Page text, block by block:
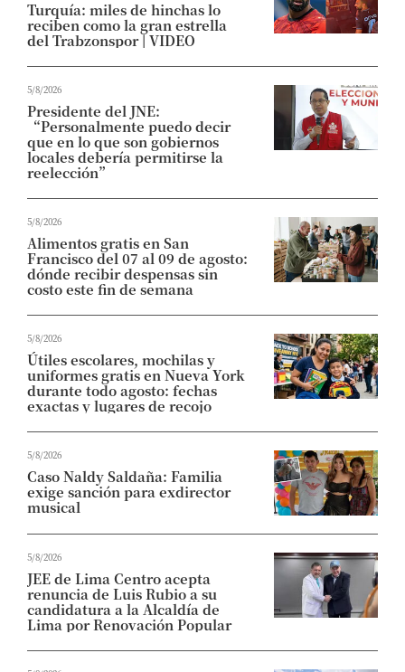
Turquía: miles de hinchas lo
reciben como la gran estrella
del Trabzonspor | VIDEO
5/8/2026
Presidente del JNE:
“Personalmente puedo decir
que en lo que son gobiernos
locales debería permitirse la
reelección”
5/8/2026
Alimentos gratis en San
Francisco del 07 al 09 de agosto:
dónde recibir despensas sin
costo este fin de semana
5/8/2026
Útiles escolares, mochilas y
uniformes gratis en Nueva York
durante todo agosto: fechas
exactas y lugares de recojo
5/8/2026
Caso Naldy Saldaña: Familia
exige sanción para exdirector
musical
5/8/2026
JEE de Lima Centro acepta
renuncia de Luis Rubio a su
candidatura a la Alcaldía de
Lima por Renovación Popular